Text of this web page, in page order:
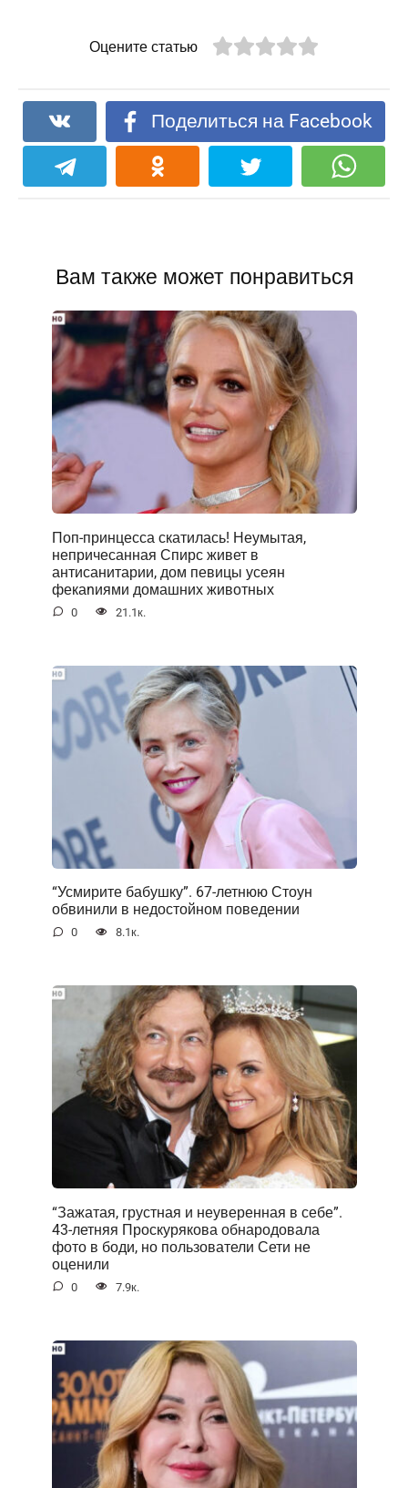
Оцените статью
Поделиться на Facebook
Вам также может понравиться
Поп-принцесса скатилась! Неумытая,
непричесанная Спирс живет в
антисанитарии, дом певицы усеян
фекаnиями домашних животных
0 21.1к.
“Усмирите бабушку”. 67-летнюю Стоун
обвинили в недостойном поведении
0 8.1к.
“Зажатая, грустная и неуверенная в себе”.
43-летняя Проскурякова обнародовала
фото в боди, но пользователи Сети не
оценили
0 7.9к.